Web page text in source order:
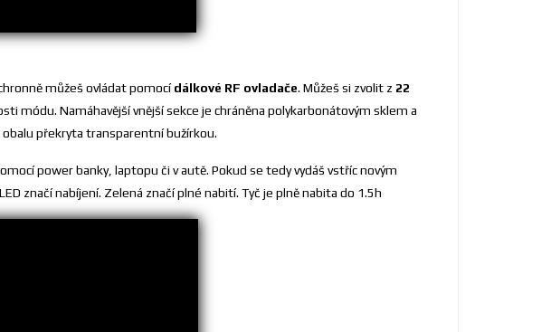
můžeš ovládat pomocídálkové RF ovladače. Můžeš si zvolit z 22
módu. Namáhavější vnější sekce je chráněna polykarbonátovým sklem a
překryta transparentní bužírkou.
power banky, laptopu či v autě. Pokud se tedy vydáš vstříc novým
značí nabíjení. Zelená značí plné nabití. Tyč je plně nabita do 1.5h